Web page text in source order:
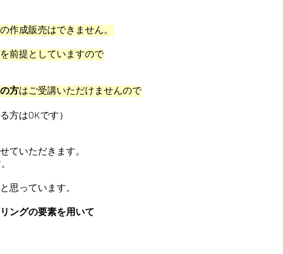
作成販売はできません。
前提としていますので
方はご受講いただけませんので
方はOKです）
ていただきます。
思っています。
ングの要素を用いて